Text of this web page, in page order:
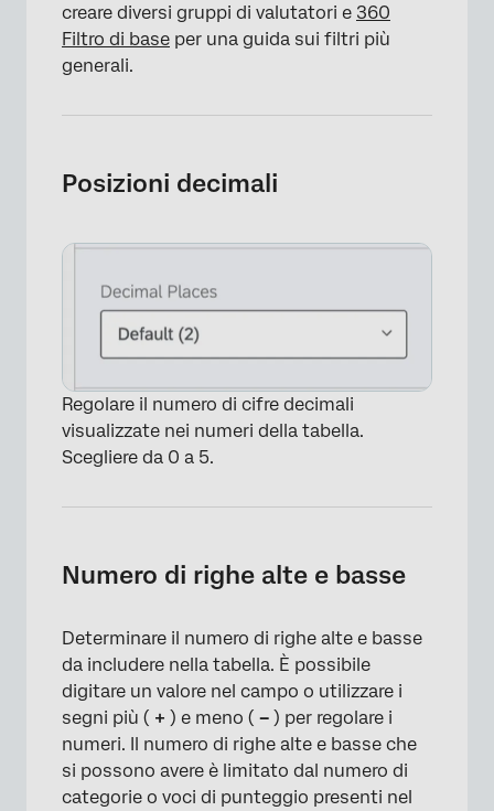
creare diversi gruppi di valutatori e 360
Filtro di base per una guida sui filtri più
generali.
Posizioni decimali
Regolare il numero di cifre decimali
visualizzate nei numeri della tabella.
Scegliere da 0 a 5.
Numero di righe alte e basse
Determinare il numero di righe alte e basse
da includere nella tabella. È possibile
digitare un valore nel campo o utilizzare i
segni più ( + ) e meno ( – ) per regolare i
numeri. Il numero di righe alte e basse che
si possono avere è limitato dal numero di
categorie o voci di punteggio presenti nel